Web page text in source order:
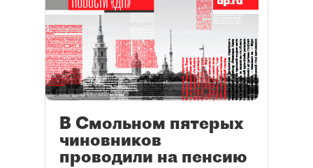
В Смольном пятерых
чиновников
проводили на пенсию